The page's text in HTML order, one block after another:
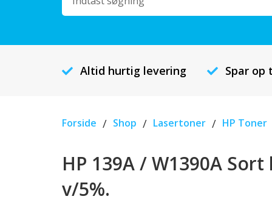
Altid hurtig levering Spar op
Forside / Shop / Lasertoner / HP Toner
HP 139A / W1390A
v/5%.